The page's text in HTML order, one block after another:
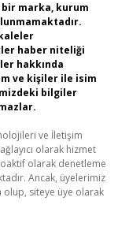
marka, kurum
haber niteliği
hakkında
ve kişiler ile isim
bilgiler
ve İletişim
olarak hizmet
olarak denetleme
Ancak, üyelerimiz
olup, siteye üye olarak